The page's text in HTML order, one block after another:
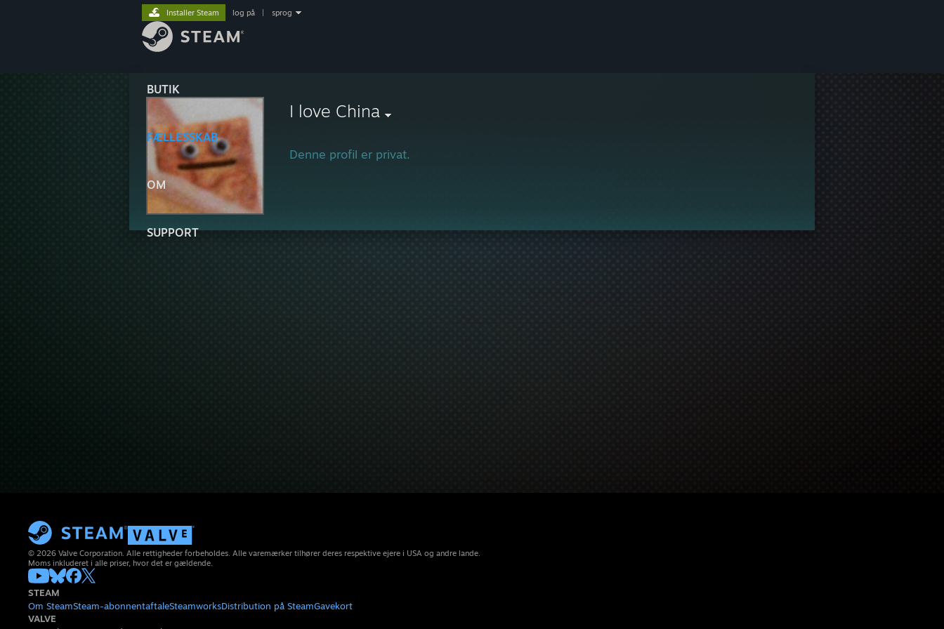
BUTIK
FÆLLESSKAB
OM
SUPPORT
Installer Steam log på sprog
I love China
Denne profil er privat.
© 2026 Valve Corporation. Alle rettigheder forbeholdes. Alle varemærker tilhører deres respektive ejere i USA og andre lande.
Moms inkluderet i alle priser, hvor det er gældende.
STEAM
Om SteamSteam-abonnentaftaleSteamworksDistribution på SteamGavekort
VALVE